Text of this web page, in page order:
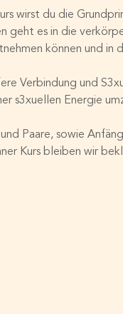
wirst du die
geht es in die
können und
Verbindung und
s3xuellen Energie
und Paare, sowie
Kurs bleiben wir